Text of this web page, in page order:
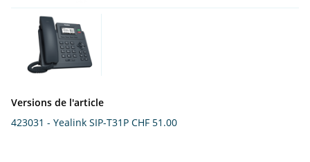
Versions de l'article
423031 - Yealink SIP-T31P CHF 51.00